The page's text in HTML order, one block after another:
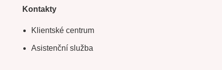
Kontakty
Klientské centrum
Asistenční služba